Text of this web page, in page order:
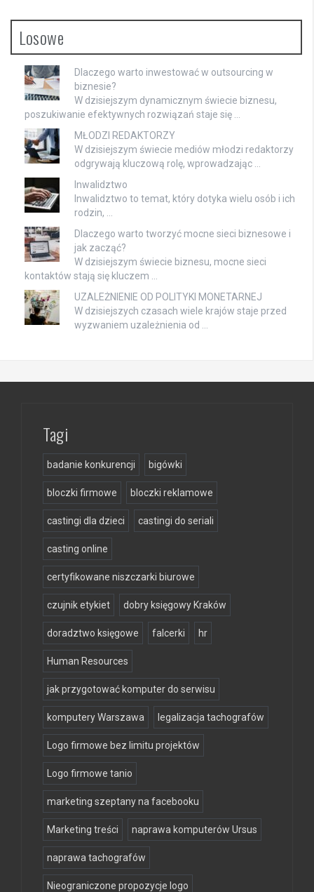
Losowe
Dlaczego warto inwestować w outsourcing w
biznesie?
W dzisiejszym dynamicznym świecie biznesu,
poszukiwanie efektywnych rozwiązań staje się …
MŁODZI REDAKTORZY
W dzisiejszym świecie mediów młodzi redaktorzy
odgrywają kluczową rolę, wprowadzając …
Inwalidztwo
Inwalidztwo to temat, który dotyka wielu osób i ich
rodzin, …
Dlaczego warto tworzyć mocne sieci biznesowe i
jak zacząć?
W dzisiejszym świecie biznesu, mocne sieci
kontaktów stają się kluczem …
UZALEŻNIENIE OD POLITYKI MONETARNEJ
W dzisiejszych czasach wiele krajów staje przed
wyzwaniem uzależnienia od …
Tagi
badanie konkurencji bigówki
bloczki firmowe bloczki reklamowe
castingi dla dzieci castingi do seriali
casting online
certyfikowane niszczarki biurowe
czujnik etykiet dobry księgowy Kraków
doradztwo księgowe falcerki hr
Human Resources
jak przygotować komputer do serwisu
komputery Warszawa legalizacja tachografów
Logo firmowe bez limitu projektów
Logo firmowe tanio
marketing szeptany na facebooku
Marketing treści naprawa komputerów Ursus
naprawa tachografów
Nieograniczone propozycje logo